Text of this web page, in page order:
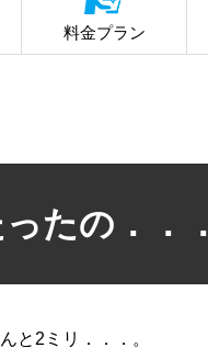
料金プラン
たの．．．
と2ミリ．．．。